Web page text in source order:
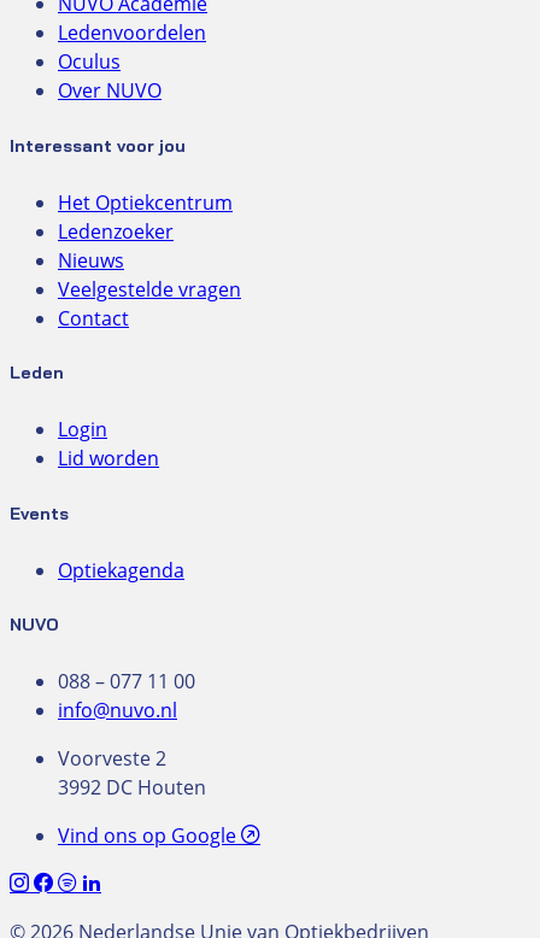
Ledenvoordelen
Oculus
Over NUVO
Interessant voor jou
Het Optiekcentrum
Ledenzoeker
Nieuws
Veelgestelde vragen
Contact
Leden
Login
Lid worden
Events
Optiekagenda
NUVO
088 – 077 11 00
info@nuvo.nl
Voorveste 2
3992 DC Houten
Vind ons op Google
© 2026 Nederlandse Unie van Optiekbedrijven